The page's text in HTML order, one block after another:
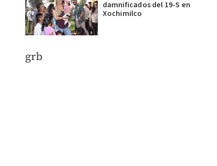
damnificados del 19-S en
Xochimilco
​grb